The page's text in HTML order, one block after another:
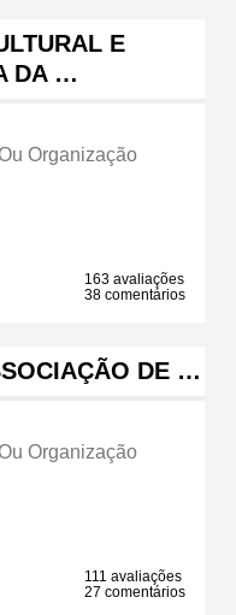
E
DA …
Organização
163 avaliações
38 comentários
DE …
Organização
111 avaliações
27 comentários